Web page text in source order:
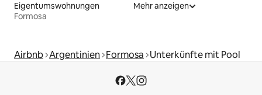
Eigentumswohnungen
Formosa
Mehr anzeigen
Airbnb Argentinien Formosa Unterkünfte mit Pool